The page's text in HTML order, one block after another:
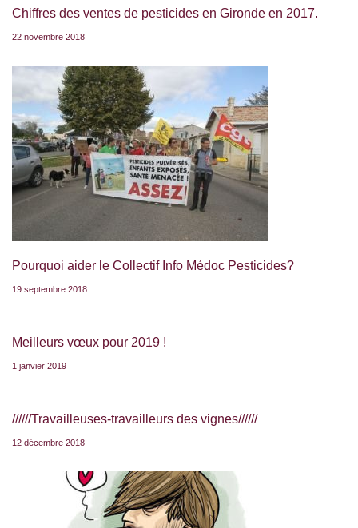
Chiffres des ventes de pesticides en Gironde en 2017.
22 novembre 2018
Pourquoi aider le Collectif Info Médoc Pesticides?
19 septembre 2018
Meilleurs vœux pour 2019 !
1 janvier 2019
//////Travailleuses-travailleurs des vignes//////
12 décembre 2018